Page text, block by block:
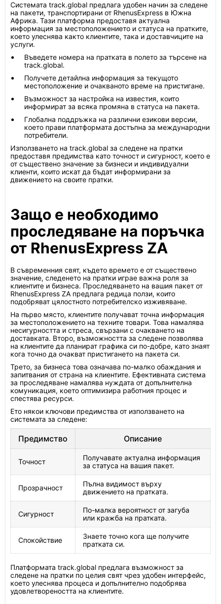
Системата track.global предлага удобен начин за следене
на пакети, транспортирани от RhenusExpress в Южна
Африка. Тази платформа предоставя актуална
информация за местоположението и статуса на пратките,
което улеснява както клиентите, така и доставчиците на
услуги.
Въведете номера на пратката в полето за търсене на
track.global.
Получете детайлна информация за текущото
местоположение и очакваното време на пристигане.
Възможност за настройка на известия, които
информират за всяка промяна в статуса на пакета.
Глобална поддръжка на различни езикови версии,
което прави платформата достъпна за международни
потребители.
Използването на track.global за следене на пратки
предоставя предимства като точност и сигурност, което е
от съществено значение за бизнеси и индивидуални
клиенти, които искат да бъдат информирани за
движението на своите пратки.
Защо е необходимо
проследяване на поръчка
от RhenusExpress ZA
В съвременния свят, където времето е от съществено
значение, следенето на пратки играе важна роля за
клиентите и бизнеса. Проследяването на вашия пакет от
RhenusExpress ZA предлага редица ползи, които
подобряват цялостното потребителско изживяване.
На първо място, клиентите получават точна информация
за местоположението на техните товари. Това намалява
несигурността и стреса, свързани с очакването на
доставката. Второ, възможността за следене позволява
на клиентите да планират графика си по-добре, като знаят
кога точно да очакват пристигането на пакета си.
Трето, за бизнеса това означава по-малко обаждания и
запитвания от страна на клиентите. Ефективната система
за проследяване намалява нуждата от допълнителна
комуникация, което оптимизира работния процес и
спестява ресурси.
Ето някои ключови предимства от използването на
системата за следене:
Предимство Описание
Точност
Получавате актуална информация
за статуса на вашия пакет.
Прозрачност
Пълна видимост върху
движението на пратката.
Сигурност
По-малка вероятност от загуба
или кражба на пратката.
Спокойствие
Знаете точно кога ще получите
пратката си.
Платформата track.global предлага възможност за
следене на пратки по целия свят чрез удобен интерфейс,
което улеснява процеса и допълнително подобрява
удовлетвореността на клиентите.